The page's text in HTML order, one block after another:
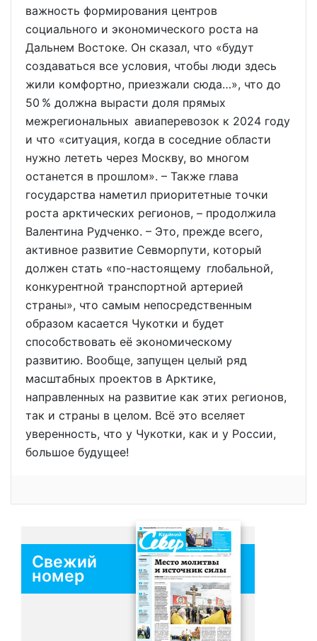
важность формирования центров
социального и экономического роста на
Дальнем Востоке. Он сказал, что «будут
создаваться все условия, чтобы люди здесь
жили комфортно, приезжали сюда…», что до
50 % должна вырасти доля прямых
межрегиональных авиаперевозок к 2024 году
и что «ситуация, когда в соседние области
нужно лететь через Москву, во многом
останется в прошлом». – Также глава
государства наметил приоритетные точки
роста арктических регионов, – продолжила
Валентина Рудченко. – Это, прежде всего,
активное развитие Севморпути, который
должен стать «по-настоящему глобальной,
конкурентной транспортной артерией
страны», что самым непосредственным
образом касается Чукотки и будет
способствовать её экономическому
развитию. Вообще, запущен целый ряд
масштабных проектов в Арктике,
направленных на развитие как этих регионов,
так и страны в целом. Всё это вселяет
уверенность, что у Чукотки, как и у России,
большое будущее!
Свежий
номер